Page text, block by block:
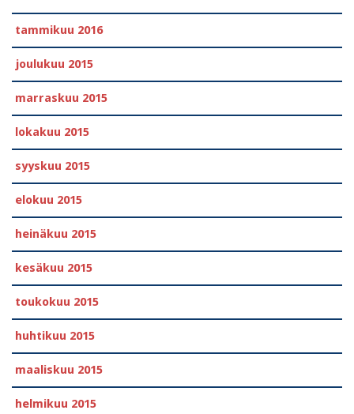
tammikuu 2016
joulukuu 2015
marraskuu 2015
lokakuu 2015
syyskuu 2015
elokuu 2015
heinäkuu 2015
kesäkuu 2015
toukokuu 2015
huhtikuu 2015
maaliskuu 2015
helmikuu 2015